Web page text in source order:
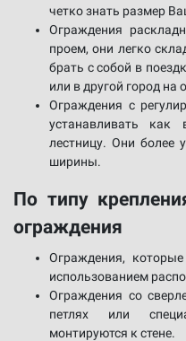
четко знать размер
Ограждения
проем, они легко
брать с собой в
или в другой город на
Ограждения с
устанавливать
лестницу. Они более
ширины.
По типу
ограждения
Ограждения,
использованием
Ограждения со
петлях или
монтируются к стене.